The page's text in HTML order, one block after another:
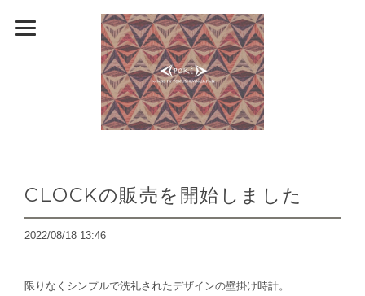
CLOCKの販売を開始しました
2022/08/18 13:46
限りなくシンプルで洗礼されたデザインの壁掛け時計。